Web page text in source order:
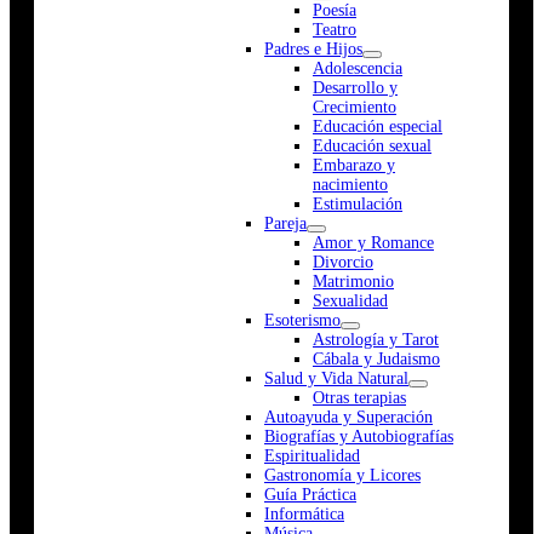
Poesía
Teatro
Padres e Hijos
Adolescencia
Desarrollo y
Crecimiento
Educación especial
Educación sexual
Embarazo y
nacimiento
Estimulación
Pareja
Amor y Romance
Divorcio
Matrimonio
Sexualidad
Esoterismo
Astrología y Tarot
Cábala y Judaismo
Salud y Vida Natural
Otras terapias
Autoayuda y Superación
Biografías y Autobiografías
Espiritualidad
Gastronomía y Licores
Guía Práctica
Informática